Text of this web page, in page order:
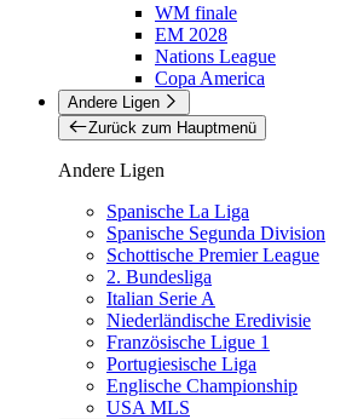
WM finale
EM 2028
Nations League
Copa America
Andere Ligen
Zurück zum Hauptmenü
Andere Ligen
Spanische La Liga
Spanische Segunda Division
Schottische Premier League
2. Bundesliga
Italian Serie A
Niederländische Eredivisie
Französische Ligue 1
Portugiesische Liga
Englische Championship
USA MLS